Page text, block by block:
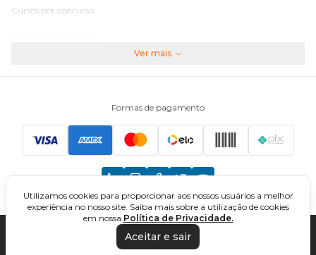
Cursos por concurso
Principais Concursos
CNU
TCU
Ver mais
Formas de pagamento
DIREÇÃO CONCURSOS - CURSOS ONLINE PARA CONCURSOS. TODOS OS
DIREITOS RESERVADOS. CNPJ: 32.161.525/0001-03
Utilizamos cookies para proporcionar aos nossos usuários a melhor
experiência no nosso site. Saiba mais sobre a utilização de cookies
em nossa Política de Privacidade.
Aceitar e sair